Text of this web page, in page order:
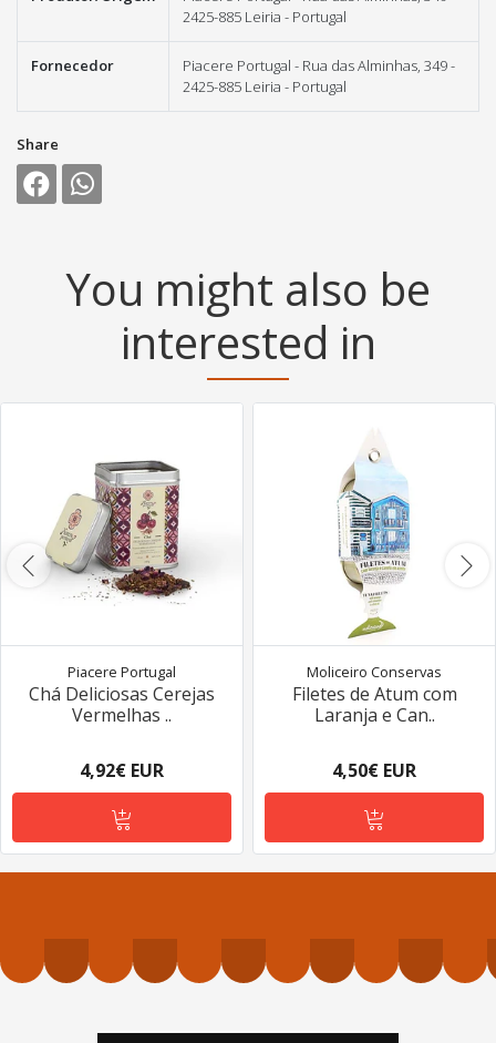
2425-885 Leiria - Portugal
Fornecedor
Piacere Portugal - Rua das Alminhas, 349 -
2425-885 Leiria - Portugal
Share
You might also be
interested in
Piacere Portugal
Chá Deliciosas Cerejas
Vermelhas ..
4,92€ EUR
Moliceiro Conservas
Filetes de Atum com
Laranja e Can..
4,50€ EUR